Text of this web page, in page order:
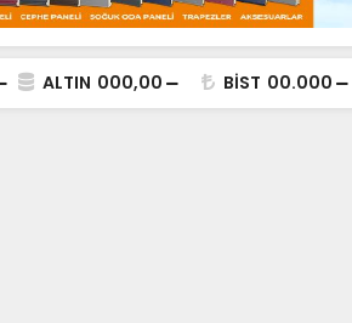
ALTIN 000,00 BİST 00.000